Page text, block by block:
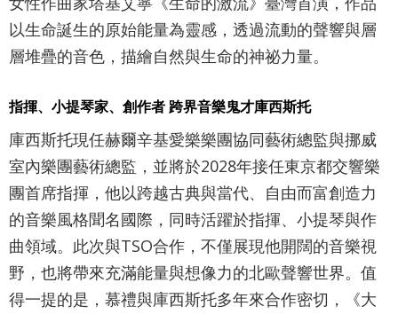
絡
我
隱
私
權
及
資
訊
安
以生命誕生的原始能量為靈感，透過流動的聲響與層
層堆疊的音色，描繪自然與生命的神祕力量。
指揮、小提琴家、創作者 跨界音樂鬼才庫西斯托
庫西斯托現任赫爾辛基愛樂樂團協同藝術總監與挪威
室內樂團藝術總監，並將於2028年接任東京都交響樂
團首席指揮，他以跨越古典與當代、自由而富創造力
的音樂風格聞名國際，同時活躍於指揮、小提琴與作
曲領域。此次與TSO合作，不僅展現他開闊的音樂視
野，也將帶來充滿能量與想像力的北歐聲響世界。值
得一提的是，慕禮與庫西斯托多年來合作密切，《大